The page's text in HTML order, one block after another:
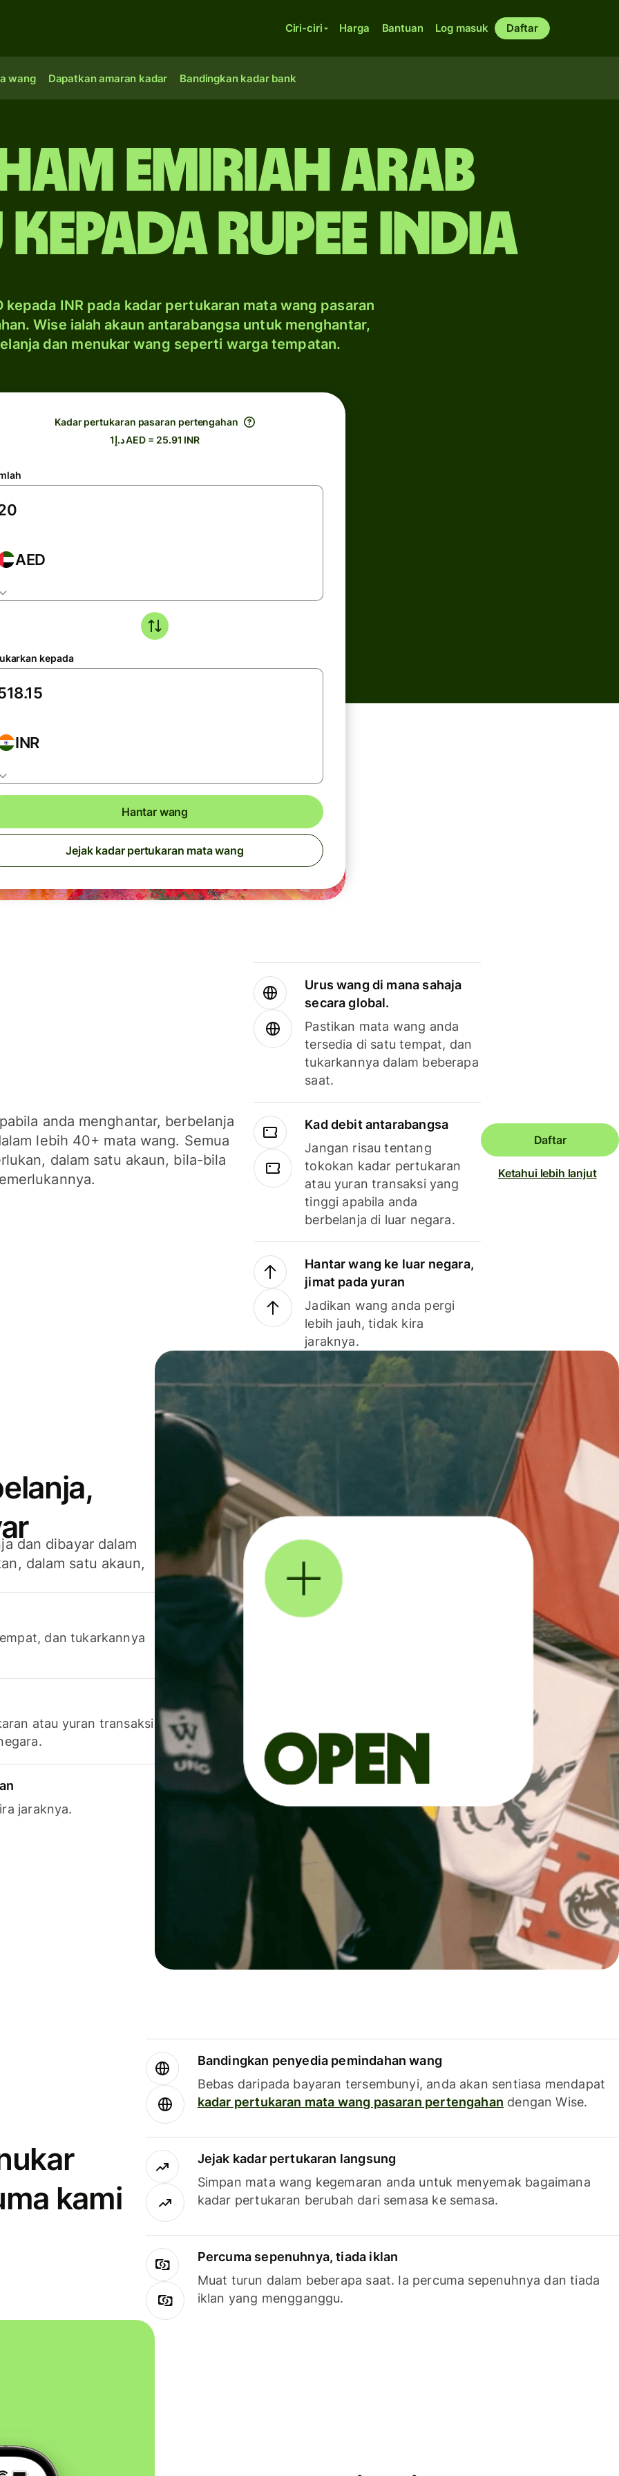
Ciri-ciri Harga Bantuan Log masuk Daftar
wang Dapatkan amaran kadar Bandingkan kadar bank
Emiriah Arab
rupee India
kepada INR pada kadar pertukaran mata wang pasaran
Wise ialah akaun antarabangsa untuk menghantar,
dan menukar wang seperti warga tempatan.
Kadar pertukaran pasaran pertengahan
د.إ1 AED = 25.91 INR
AED
kepada
INR
Hantar wang
Jejak kadar pertukaran mata wang
anda menghantar, berbelanja
lebih 40+ mata wang. Semua
dalam satu akaun, bila-bila
Urus wang di mana sahaja
secara global.
Pastikan mata wang anda
tersedia di satu tempat, dan
tukarkannya dalam beberapa
saat.
Kad debit antarabangsa
Jangan risau tentang
tokokan kadar pertukaran
atau yuran transaksi yang
tinggi apabila anda
berbelanja di luar negara.
Hantar wang ke luar negara,
jimat pada yuran
Jadikan wang anda pergi
lebih jauh, tidak kira
jaraknya.
Daftar
Ketahui lebih lanjut
dan dibayar dalam
dalam satu akaun,
dan tukarkannya
atau yuran transaksi
jaraknya.
kami
Bandingkan penyedia pemindahan wang
Bebas daripada bayaran tersembunyi, anda akan sentiasa mendapat
kadar pertukaran mata wang pasaran pertengahan dengan Wise.
Jejak kadar pertukaran langsung
Simpan mata wang kegemaran anda untuk menyemak bagaimana
kadar pertukaran berubah dari semasa ke semasa.
Percuma sepenuhnya, tiada iklan
Muat turun dalam beberapa saat. Ia percuma sepenuhnya dan tiada
iklan yang mengganggu.